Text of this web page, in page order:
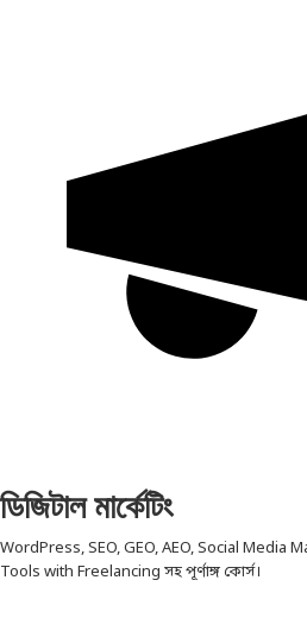
ডিজিটাল মার্কেটিং
WordPress, SEO, GEO, AEO, Social Media
Tools with Freelancing সহ পূর্ণাঙ্গ কোর্স।